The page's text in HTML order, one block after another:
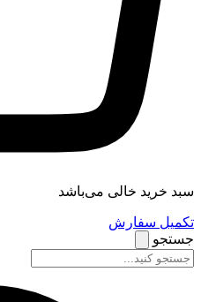
سبد خرید خالی می‌باشد
تکمیل سفارش
جستجو